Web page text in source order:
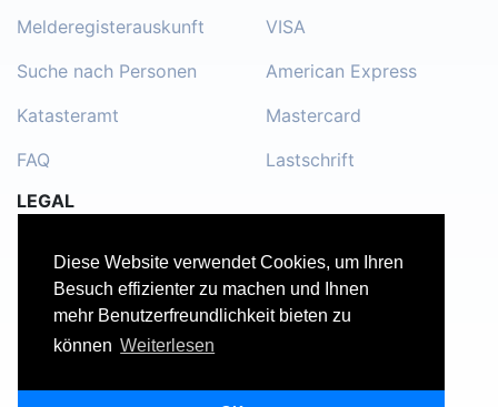
Diese Website verwendet Cookies, um Ihren
Besuch effizienter zu machen und Ihnen
mehr Benutzerfreundlichkeit bieten zu
können Weiterlesen
Melderegisterauskunft
Suche nach Personen
Katasteramt
FAQ
VISA
American Express
Mastercard
Lastschrift
LEGAL
Kontakt
Datenschutzerklärung